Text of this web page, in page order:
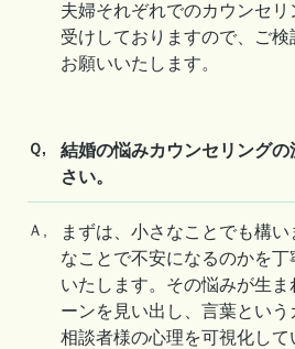
夫婦それぞれでのカウンセ
受けしておりますので、ご検
お願いいたします。
Ｑ,
結婚の悩みカウンセリング
さい。
Ａ,
まずは、小さなことでも構
なことで不安になるのかを
いたします。その悩みが生ま
ーンを見い出し、言葉とい
相談者様の心理を可視化して